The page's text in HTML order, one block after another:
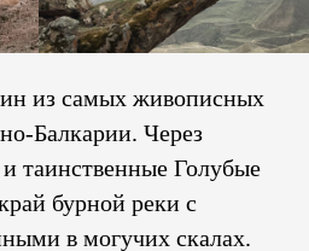
из самых живописных
Балкарии. Через
таинственные Голубые
бурной реки с
в могучих скалах.